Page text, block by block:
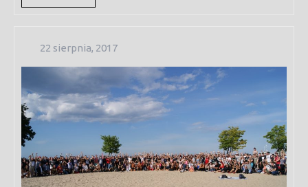
More
22 sierpnia, 201722
2017